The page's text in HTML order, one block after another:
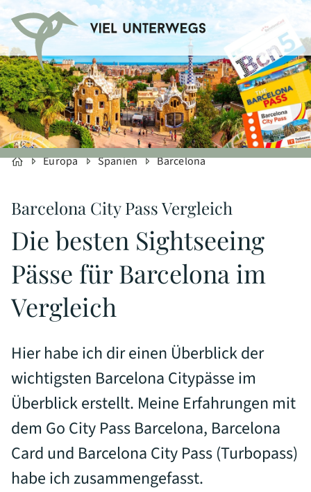
Europa Spanien Barcelona
Barcelona City Pass Vergleich
Die besten Sightseeing
Pässe für Barcelona im
Vergleich
Hier habe ich dir einen Überblick der
wichtigsten Barcelona Citypässe im
Überblick erstellt. Meine Erfahrungen mit
dem Go City Pass Barcelona, Barcelona
Card und Barcelona City Pass (Turbopass)
habe ich zusammengefasst.